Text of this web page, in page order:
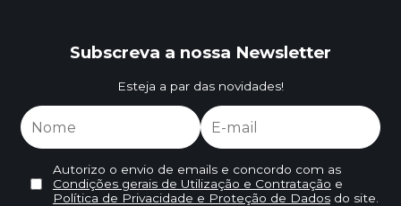
Subscreva a nossa Newsletter
Esteja a par das novidades!
Autorizo o envio de emails e concordo com as
Condições gerais de Utilização e Contratação e
Política de Privacidade e Proteção de Dadosdo site.